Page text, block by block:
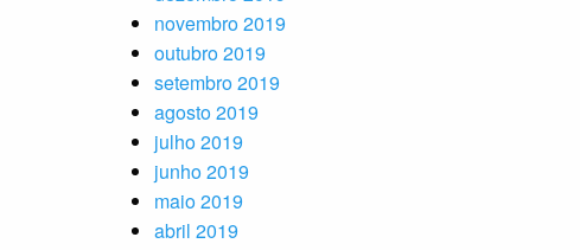
novembro 2019
outubro 2019
setembro 2019
agosto 2019
julho 2019
junho 2019
maio 2019
abril 2019